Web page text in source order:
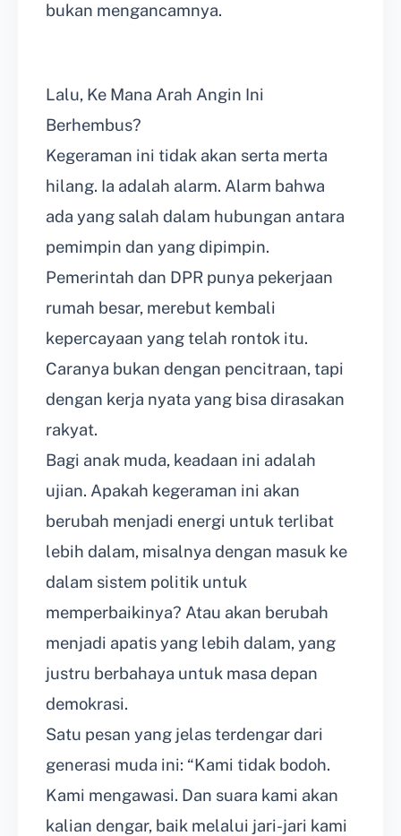
bukan mengancamnya.
Lalu, Ke Mana Arah Angin Ini
Berhembus?
Kegeraman ini tidak akan serta merta
hilang. Ia adalah alarm. Alarm bahwa
ada yang salah dalam hubungan antara
pemimpin dan yang dipimpin.
Pemerintah dan DPR punya pekerjaan
rumah besar, merebut kembali
kepercayaan yang telah rontok itu.
Caranya bukan dengan pencitraan, tapi
dengan kerja nyata yang bisa dirasakan
rakyat.
Bagi anak muda, keadaan ini adalah
ujian. Apakah kegeraman ini akan
berubah menjadi energi untuk terlibat
lebih dalam, misalnya dengan masuk ke
dalam sistem politik untuk
memperbaikinya? Atau akan berubah
menjadi apatis yang lebih dalam, yang
justru berbahaya untuk masa depan
demokrasi.
Satu pesan yang jelas terdengar dari
generasi muda ini: “Kami tidak bodoh.
Kami mengawasi. Dan suara kami akan
kalian dengar, baik melalui jari-jari kami